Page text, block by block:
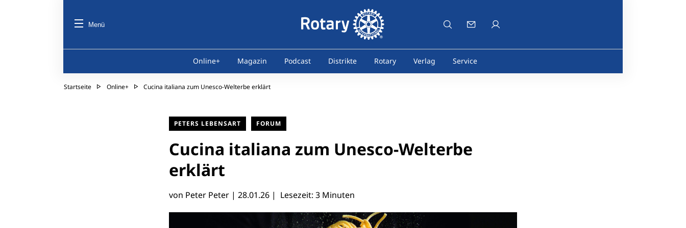
Menü
Online+ Magazin Podcast Distrikte Rotary Verlag Service
Startseite Online+ Cucina italiana zum Unesco-Welterbe erklärt
PETERS LEBENSART FORUM
Cucina italiana zum Unesco-Welterbe
erklärt
von Peter Peter | 28.01.26| Lesezeit: 3 Minuten